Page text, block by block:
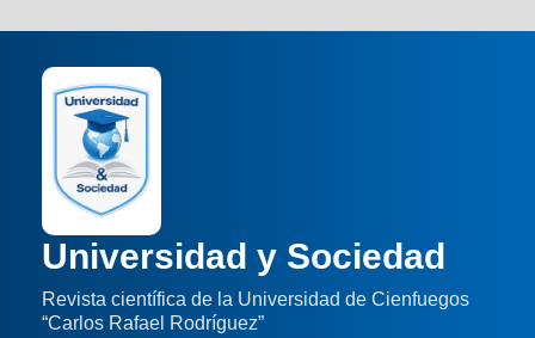
Universidad y Sociedad
Revista científica de la Universidad de Cienfuegos
“Carlos Rafael Rodríguez”